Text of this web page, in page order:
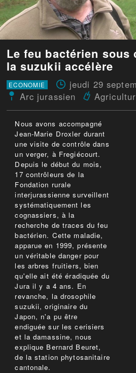
Le feu bactérien sous
la suzukii accélère
ECONOMIE jeudi 29
Arc jurassien
Nous avons accompagné
Jean-Marie Droxler durant
une visite de contrôle dans
un verger, à Fregiécourt.
Depuis le début du mois,
17 contrôleurs de la
Fondation rurale
interjurassienne surveillent
systématiquement les
cognassiers, à la
recherche de traces du feu
bactérien. Cette maladie,
apparue en 1999, présente
un véritable danger pour
les arbres fruitiers, bien
qu'elle ait été éradiquée du
Jura il y a 4 ans. En
revanche, la drosophile
suzukii, originaire du
Japon, n'a pu être
endiguée sur les cerisiers
et la damassine, nous
explique Bernard Beuret,
de la station phytosanitaire
cantonale.